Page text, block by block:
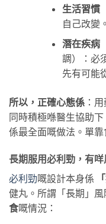
生活習慣
自己改變。
潛在疾病
調）：必
先有可能
所以，正確心態係 ：
同時積極喺醫生協助下
係最全面嘅做法。單
長期服用必利勁，有咩
必利勁嘅設計本身係
健丸。所謂「長期」
食嘅情況：